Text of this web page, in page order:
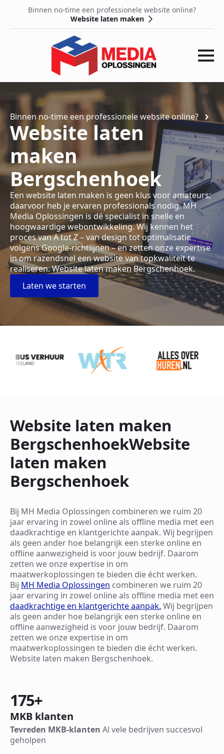
Binnen no-time een professionele website online?
Website laten maken
Binnen no-time een professionele website online?
Website laten
maken
Bergschenhoek
Een website laten maken is geen klus voor amateurs;
daarvoor heb je ervaren professionals nodig. MH
Media Oplossingen is dé specialist in snelle en
hoogwaardige webontwikkeling. Wij kennen het
proces van A tot Z – van design tot optimalisatie
volgens Google-richtlijnen – en zetten onze expertise
in om razendsnel een website van topkwaliteit te
realiseren. Website laten maken Bergschenhoek.
Laten we starten
Website laten maken
BergschenhoekWebsite
laten maken
Bergschenhoek
Bij MH Media Oplossingen combineren we ruim 20
jaar ervaring in zowel online als offline media met een
daadkrachtige en klantgerichte aanpak. Wij begrijpen
als geen ander hoe belangrijk een sterke online en
offline aanwezigheid is voor jouw bedrijf. Daarom
zetten we onze expertise in om
maatwerkoplossingen te bieden die écht werken.
Bij MH Media Oplossingen combineren we ruim 20
jaar ervaring in zowel online als offline media met een
daadkrachtige en klantgerichte aanpak. Wij begrijpen
als geen ander hoe belangrijk een sterke online en
offline aanwezigheid is voor jouw bedrijf. Daarom
zetten we onze expertise in om
maatwerkoplossingen te bieden die écht werken.
Website laten maken Bergschenhoek.
175+
MKB klanten
Tevreden MKB-klanten Al vele bedrijven succesvol
geholpen